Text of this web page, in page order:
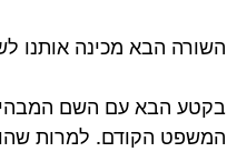
השורה הבא מכינה אותנו
בקטע הבא עם השם המבהיל
המשפט הקודם. למרות